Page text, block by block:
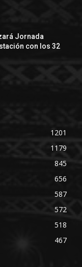
Jornada
con los 32
1201
1179
845
656
587
572
518
467